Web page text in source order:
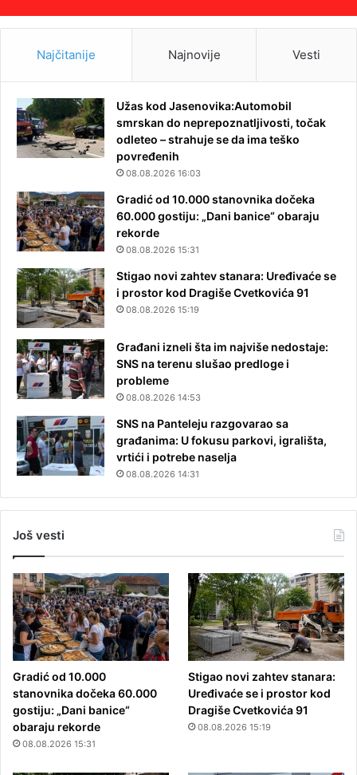
Najčitanije Najnovije Vesti
Užas kod Jasenovika:Automobil
smrskan do neprepoznatljivosti, točak
odleteo – strahuje se da ima teško
povređenih
08.08.2026 16:03
Gradić od 10.000 stanovnika dočeka
60.000 gostiju: „Dani banice“ obaraju
rekorde
08.08.2026 15:31
Stigao novi zahtev stanara: Uređivaće se
i prostor kod Dragiše Cvetkovića 91
08.08.2026 15:19
Građani izneli šta im najviše nedostaje:
SNS na terenu slušao predloge i
probleme
08.08.2026 14:53
SNS na Panteleju razgovarao sa
građanima: U fokusu parkovi, igrališta,
vrtići i potrebe naselja
08.08.2026 14:31
Još vesti
Gradić od 10.000
stanovnika dočeka 60.000
gostiju: „Dani banice“
obaraju rekorde
08.08.2026 15:31
Stigao novi zahtev stanara:
Uređivaće se i prostor kod
Dragiše Cvetkovića 91
08.08.2026 15:19